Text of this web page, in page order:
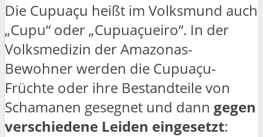
Die Cupuaçu heißt im Volksmund auch
„Cupu“ oder „Cupuaçueiro“. In der
Volksmedizin der Amazonas-
Bewohner werden die Cupuaçu-
Früchte oder ihre Bestandteile von
Schamanen gesegnet und dann gegen
verschiedene Leiden eingesetzt: